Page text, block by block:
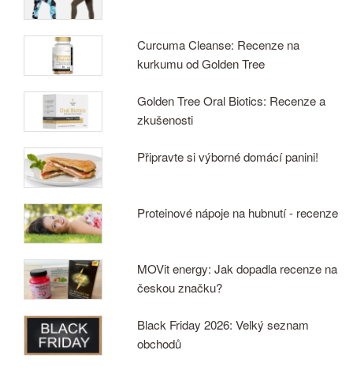
Curcuma Cleanse: Recenze na
kurkumu od Golden Tree
Golden Tree Oral Biotics: Recenze a
zkušenosti
Připravte si výborné domácí panini!
Proteinové nápoje na hubnutí - recenze
MOVit energy: Jak dopadla recenze na
českou značku?
Black Friday 2026: Velký seznam
obchodů